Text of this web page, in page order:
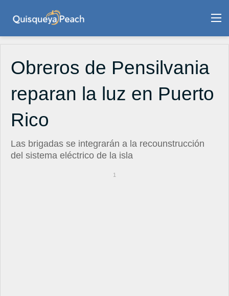
Obreros de Pensilvania
reparan la luz en Puerto
Rico
Las brigadas se integrarán a la recounstrucción
del sistema eléctrico de la isla
1